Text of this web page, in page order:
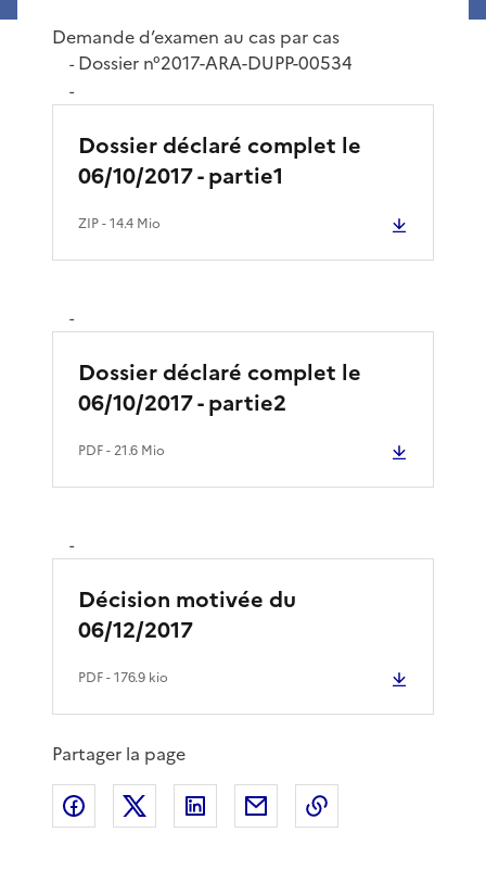
Demande d’examen au cas par cas
-Dossier n°2017-ARA-DUPP-00534
-
Dossier déclaré complet le
06/10/2017 - partie1
ZIP- 14.4 Mio
-
Dossier déclaré complet le
06/10/2017 - partie2
PDF- 21.6 Mio
-
Décision motivée du
06/12/2017
PDF- 176.9 kio
Partager la page
Partager sur Facebook
Partager sur XPartager sur LinkedIn
Partager par email